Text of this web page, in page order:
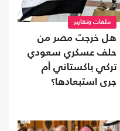
ملفات وتقارير
هل خرجت مصر من
حلف عسكري سعودي
تركي باكستاني أم
جرى استبعادها؟